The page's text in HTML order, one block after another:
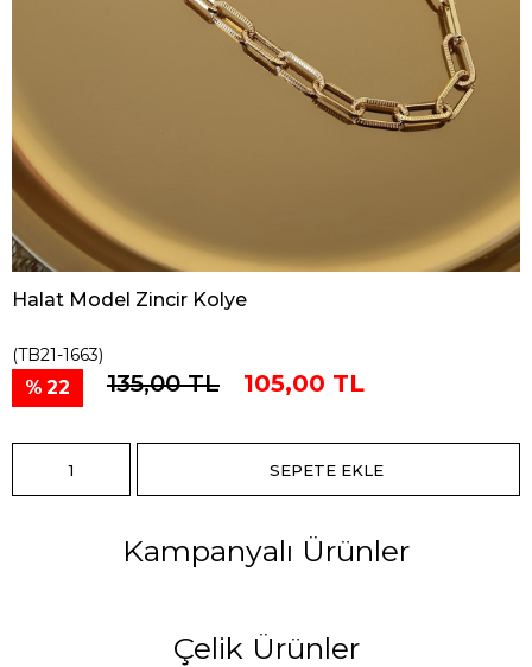
Halat Model Zincir Kolye
(TB21-1663)
22 135,00 TL 105,00 TL
Kampanyalı Ürünler
Çelik Ürünler